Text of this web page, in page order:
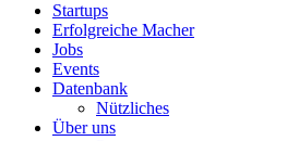
Startups
Erfolgreiche Macher
Jobs
Events
Datenbank
Nützliches
Über uns